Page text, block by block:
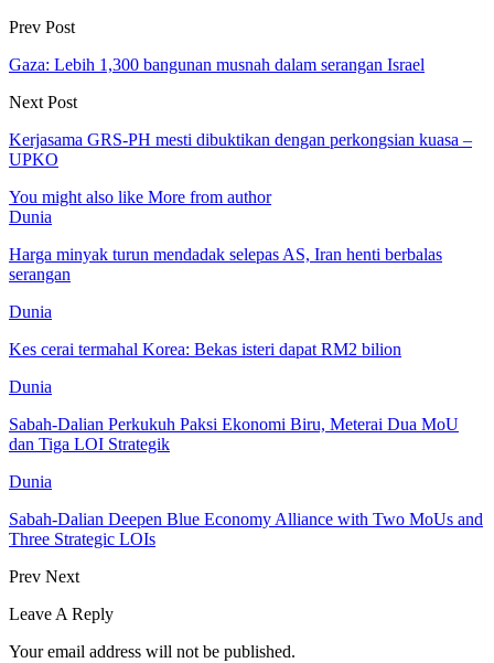
Prev Post
Gaza: Lebih 1,300 bangunan musnah dalam serangan Israel
Next Post
Kerjasama GRS-PH mesti dibuktikan dengan perkongsian kuasa –
UPKO
You might also like More from author
Dunia
Harga minyak turun mendadak selepas AS, Iran henti berbalas
serangan
Dunia
Kes cerai termahal Korea: Bekas isteri dapat RM2 bilion
Dunia
Sabah-Dalian Perkukuh Paksi Ekonomi Biru, Meterai Dua MoU
dan Tiga LOI Strategik
Dunia
Sabah-Dalian Deepen Blue Economy Alliance with Two MoUs and
Three Strategic LOIs
Prev Next
Leave A Reply
Your email address will not be published.